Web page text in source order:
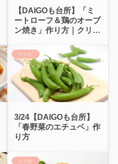
【DAIGOも台所】「ミ
ートローフ＆鶏のオーブ
ン焼き」作り方｜クリス
レシピ
3/24【DAIGOも台所】
「春野菜のエチュベ」作
り方
レシピ